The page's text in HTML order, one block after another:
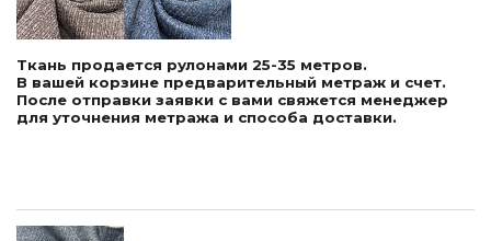
Ткань продается рулонами 25-35 метров.
В вашей корзине предварительный метраж и счет.
После отправки заявки с вами свяжется менеджер
для уточнения метража и способа доставки.